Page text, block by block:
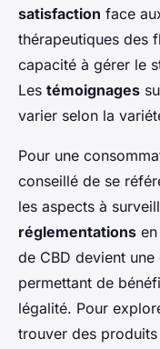
satisfaction face
thérapeutiques des
capacité à gérer le
Les témoignages
varier selon la
Pour une
conseillé de se
les aspects à
réglementations
de CBD devient
permettant de
légalité. Pour
trouver des